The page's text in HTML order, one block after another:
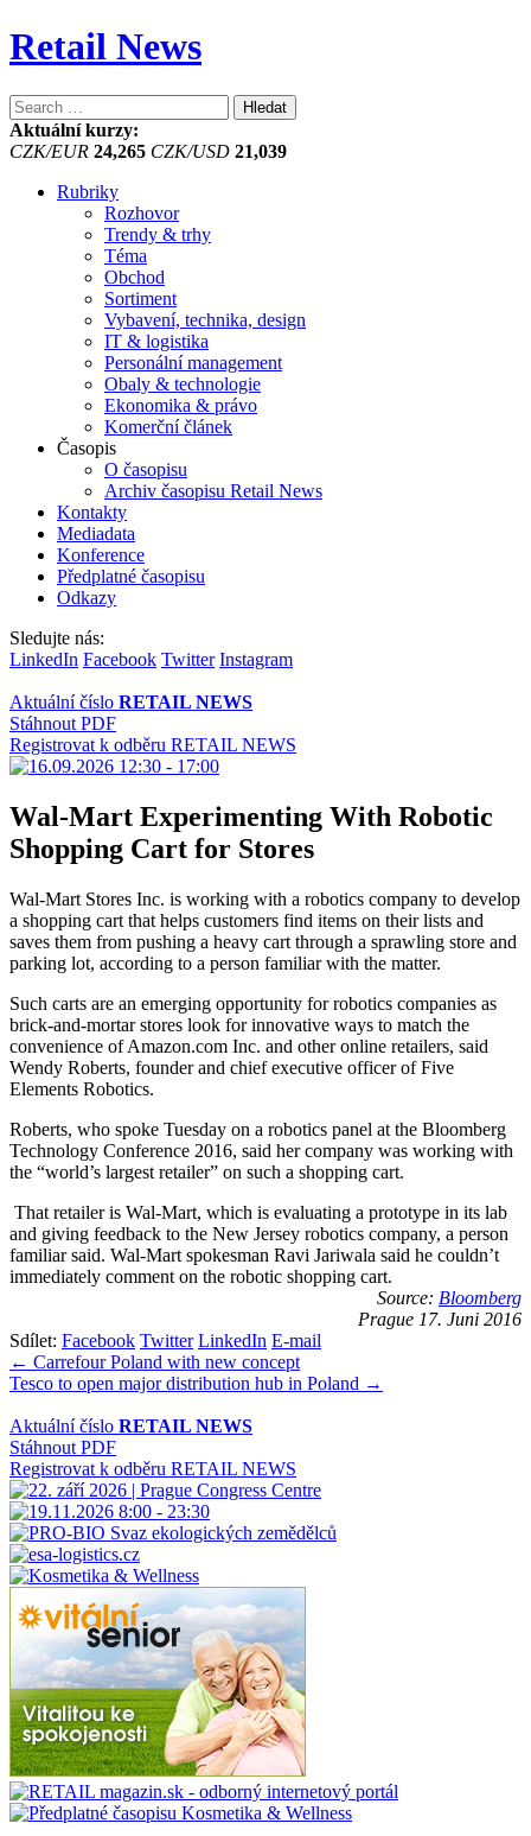
Retail News
Vyhledávání
Aktuální kurzy:
CZK/EUR 24,265 CZK/USD 21,039
Rubriky
Rozhovor
Trendy & trhy
Téma
Obchod
Sortiment
Vybavení, technika, design
IT & logistika
Personální management
Obaly & technologie
Ekonomika & právo
Komerční článek
Časopis
O časopisu
Archiv časopisu Retail News
Kontakty
Mediadata
Konference
Předplatné časopisu
Odkazy
Sledujte nás:
LinkedIn Facebook Twitter Instagram
Aktuální číslo RETAIL NEWS
Stáhnout PDF
Registrovat k odběru RETAIL NEWS
Wal-Mart Experimenting With Robotic
Shopping Cart for Stores
Wal-Mart Stores Inc. is working with a robotics company to develop
a shopping cart that helps customers find items on their lists and
saves them from pushing a heavy cart through a sprawling store and
parking lot, according to a person familiar with the matter.
Such carts are an emerging opportunity for robotics companies as
brick-and-mortar stores look for innovative ways to match the
convenience of Amazon.com Inc. and other online retailers, said
Wendy Roberts, founder and chief executive officer of Five
Elements Robotics.
Roberts, who spoke Tuesday on a robotics panel at the Bloomberg
Technology Conference 2016, said her company was working with
the “world’s largest retailer” on such a shopping cart.
That retailer is Wal-Mart, which is evaluating a prototype in its lab
and giving feedback to the New Jersey robotics company, a person
familiar said. Wal-Mart spokesman Ravi Jariwala said he couldn’t
immediately comment on the robotic shopping cart.
Source: Bloomberg
Prague 17. Juni 2016
Sdílet: Facebook Twitter LinkedIn E-mail
Navigace
pro
příspěvek
← Carrefour Poland with new concept
Tesco to open major distribution hub in Poland →
Aktuální číslo RETAIL NEWS
Stáhnout PDF
Registrovat k odběru RETAIL NEWS